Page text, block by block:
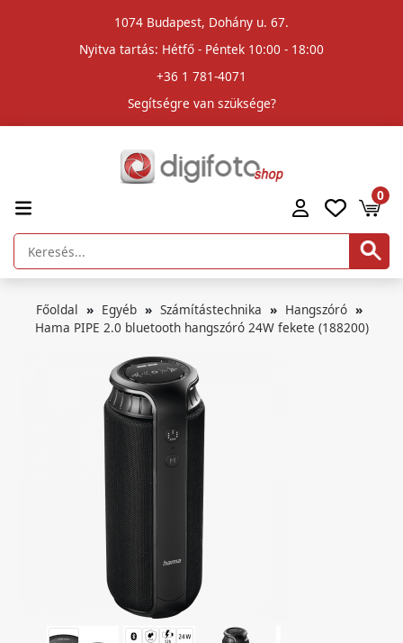
1074 Budapest, Dohány u. 67.
Nyitva tartás: Hétfő - Péntek 10:00 - 18:00
+36 1 781-4071
Segítségre van szüksége?
0
Főoldal Egyéb Számítástechnika
Hangszóró
Hama PIPE 2.0 bluetooth hangszóró 24W fekete (188200)